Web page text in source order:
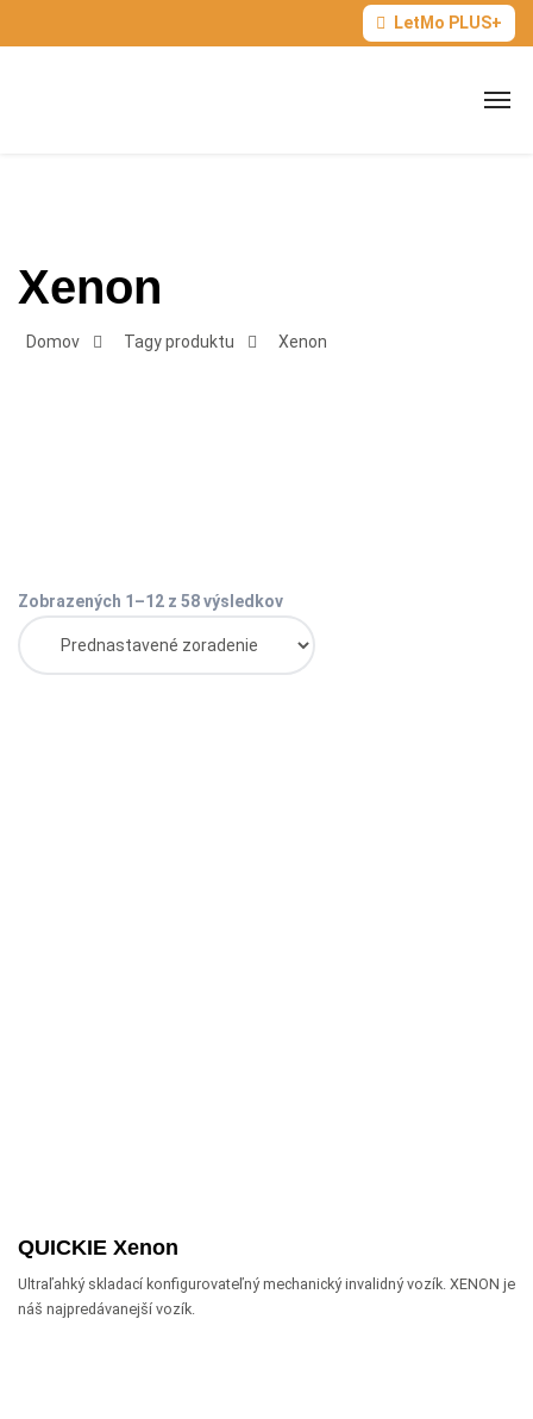
LetMo PLUS+
Xenon
Domov Tagy produktu Xenon
Zobrazených 1–12 z 58 výsledkov
QUICKIE Xenon
Ultraľahký skladací konfigurovateľný mechanický invalidný vozík. XENON je
náš najpredávanejší vozík.